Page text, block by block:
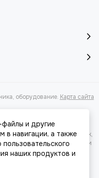
оборудование. Карта сайта
касающаяся характеристик,
характер и ни при
офертой, определяемой
кодекса РФ.
и другие
в навигации, а также
наших продуктов и